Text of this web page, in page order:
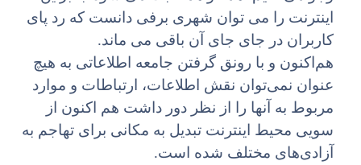
اینترنت را مى توان شهرى برفى دانست که رد پاى
کاربران در جاى جاى آن باقى مى ماند.
هم‌اکنون و با رونق گرفتن جامعه اطلاعاتی به هیچ
عنوان نمی‌توان نقش اطلاعات، ارتباطات و موارد
مربوط به آنها را از نظر دور داشت هم اکنون از
سویی محیط اینترنت تبدیل به مکانی برای تهاجم به
آزادی‌های مختلف شده است.